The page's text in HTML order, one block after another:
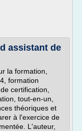
assistant de
la formation,
formation
certification,
tout-en-un,
théoriques et
à l'exercice de
L'auteur,